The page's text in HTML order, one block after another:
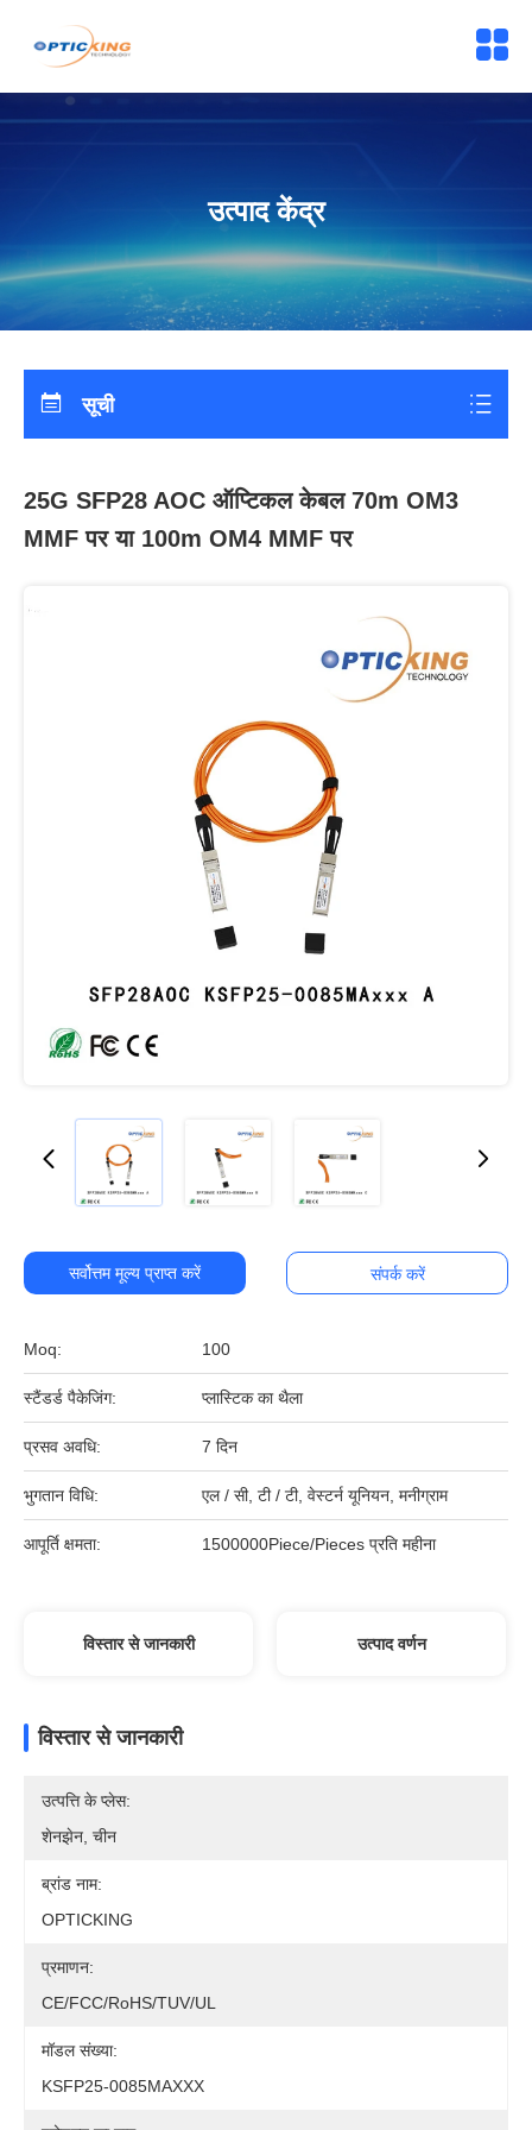
उत्पाद केंद्र
सूची
25G SFP28 AOC ऑप्टिकल केबल 70m OM3
MMF पर या 100m OM4 MMF पर
Moq: 100
स्टैंडर्ड पैकेजिंग: प्लास्टिक का थैला
प्रसव अवधि: 7 दिन
भुगतान विधि: एल / सी, टी / टी, वेस्टर्न यूनियन, मनीग्राम
आपूर्ति क्षमता: 1500000Piece/Pieces प्रति महीना
सर्वोत्तम मूल्य प्राप्त करें संपर्क करें
विस्तार से जानकारी उत्पाद वर्णन
विस्तार से जानकारी
उत्पत्ति के प्लेस:
शेनझेन, चीन
ब्रांड नाम:
OPTICKING
प्रमाणन:
CE/FCC/RoHS/TUV/UL
मॉडल संख्या:
KSFP25-0085MAXXX